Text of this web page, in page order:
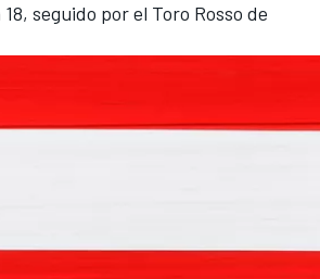
seguido por el Toro Rosso de